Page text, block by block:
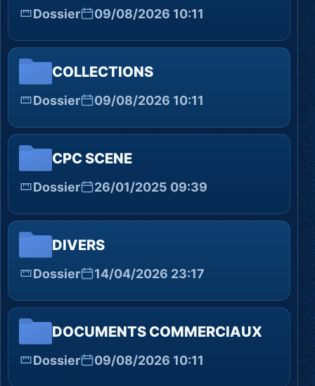
Dossier 09/08/2026 10:11
COLLECTIONS
Dossier 09/08/2026 10:11
CPC SCENE
Dossier 26/01/2025 09:39
DIVERS
Dossier 14/04/2026 23:17
DOCUMENTS COMMERCIAUX
Dossier 09/08/2026 10:11